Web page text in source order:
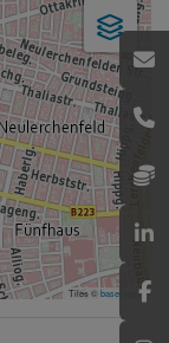
Tiles ©basemap.at